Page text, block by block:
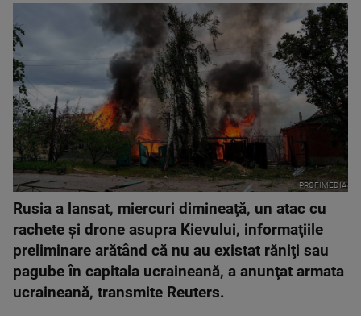
PROFIMEDIA
Rusia a lansat, miercuri dimineaţă, un atac cu
rachete şi drone asupra Kievului, informaţiile
preliminare arătând că nu au existat răniţi sau
pagube în capitala ucraineană, a anunţat armata
ucraineană, transmite Reuters.